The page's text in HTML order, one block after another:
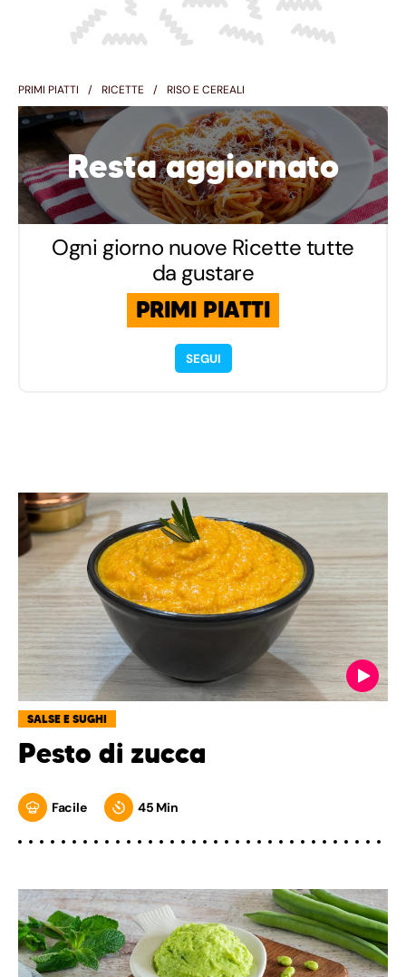
PRIMI PIATTI RICETTE RISO E CEREALI
Resta aggiornato
Ogni giorno nuove Ricette tutte
da gustare
PRIMI PIATTI
SEGUI
SALSE E SUGHI
Pesto di zucca
Facile 45 Min